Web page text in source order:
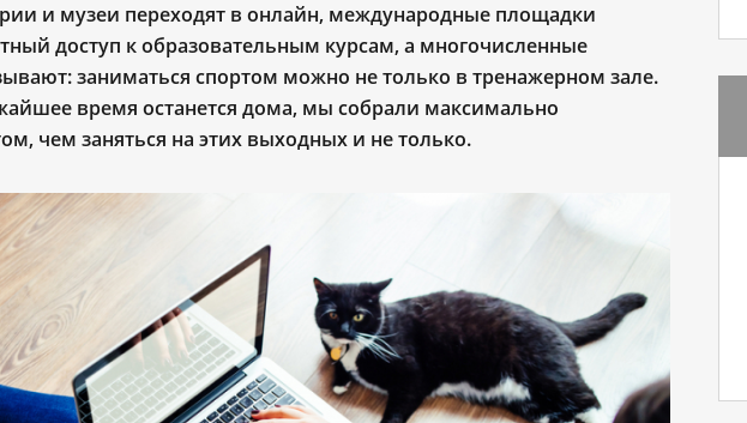
и музеи переходят в онлайн, международные площадки
доступ к образовательным курсам, а многочисленные
заниматься спортом можно не только в тренажерном зале.
время останется дома, мы собрали максимально
чем заняться на этих выходных и не только.